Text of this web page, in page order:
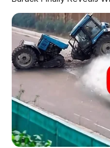
mobil sebesar ini bisa
Suspensinya juga
dengan
hingga >10.000
menyesuaikan
untuk kenyamanan
🔋 5C
LANGSUNG